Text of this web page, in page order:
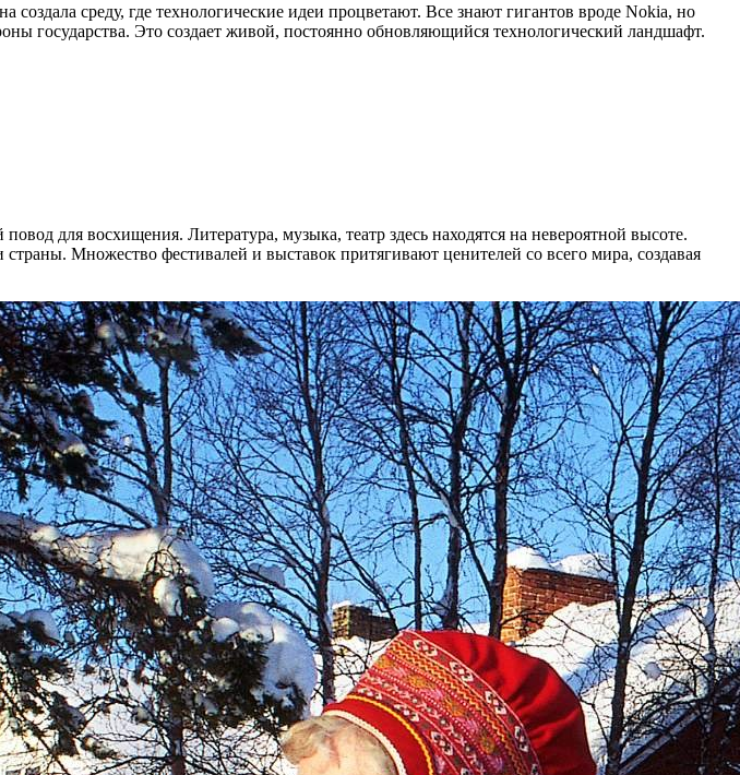
среду, где технологические идеи процветают. Все знают гигантов вроде Nokia, но
государства. Это создает живой, постоянно обновляющийся технологический ландшафт.
для восхищения. Литература, музыка, театр здесь находятся на невероятной высоте.
Множество фестивалей и выставок притягивают ценителей со всего мира, создавая